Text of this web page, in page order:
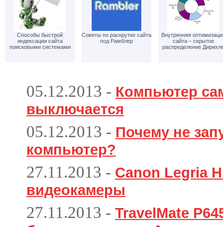
Способы быстрой
индексации сайта
поисковыми системами
Советы по раскрутке сайта
под Рамблер
Внутренняя
сайта – скрытое
распределение
05.12.2013 - Компьютер
выключается
05.12.2013 - Почему не
компьютер?
27.11.2013 - Canon Legria
видеокамеры
27.11.2013 - TravelMate